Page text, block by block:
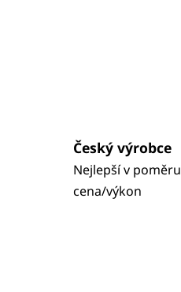
Český výrobce
Nejlepší v poměru
cena/výkon